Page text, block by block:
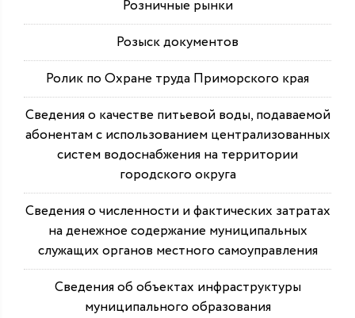
Розничные рынки
Розыск документов
Ролик по Охране труда Приморского края
Сведения о качестве питьевой воды, подаваемой
абонентам с использованием централизованных
систем водоснабжения на территории
городского округа
Сведения о численности и фактических затратах
на денежное содержание муниципальных
служащих органов местного самоуправления
Сведения об объектах инфраструктуры
муниципального образования